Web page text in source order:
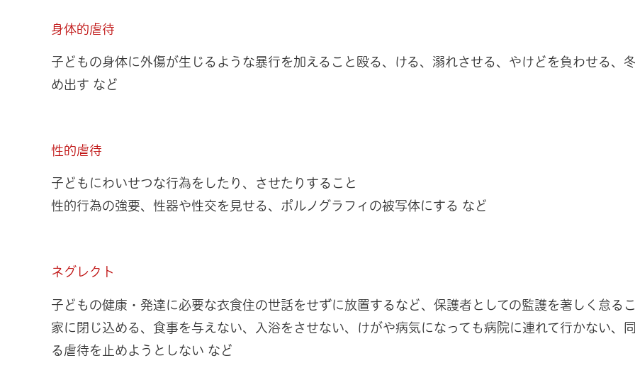
身体的虐待
子どもの身体に外傷が生じるような暴行を加えること殴る、ける、溺れさせる、やけどを負わせる、
め出す など
性的虐待
子どもにわいせつな行為をしたり、させたりすること
性的行為の強要、性器や性交を見せる、ポルノグラフィの被写体にする など
ネグレクト
子どもの健康・発達に必要な衣食住の世話をせずに放置するなど、保護者としての監護を著しく怠る
家に閉じ込める、食事を与えない、入浴をさせない、けがや病気になっても病院に連れて行かない、
る虐待を止めようとしない など